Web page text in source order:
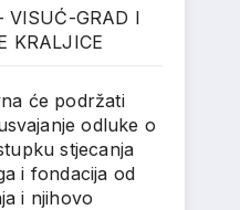
VISUĆ-GRAD I
KRALJICE
će podržati
odluke o
stjecanja
i fondacija od
i njihovo